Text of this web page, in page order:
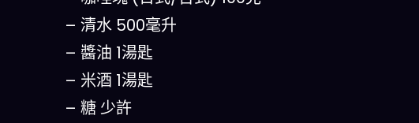
– 清水 500毫升
– 醬油 1湯匙
– 米酒 1湯匙
– 糖 少許